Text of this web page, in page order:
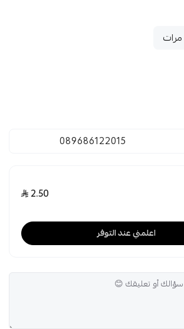
مرات
089686122015
2.50
اعلمني عند التوفر